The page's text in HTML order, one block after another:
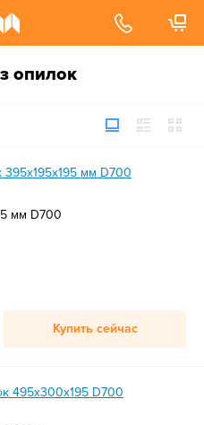
опилок
мм D700
Купить сейчас